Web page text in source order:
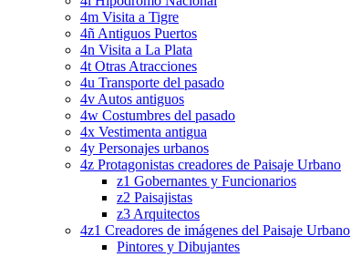
4m Visita a Tigre
4ñ Antiguos Puertos
4n Visita a La Plata
4t Otras Atracciones
4u Transporte del pasado
4v Autos antiguos
4w Costumbres del pasado
4x Vestimenta antigua
4y Personajes urbanos
4z Protagonistas creadores de Paisaje Urbano
z1 Gobernantes y Funcionarios
z2 Paisajistas
z3 Arquitectos
4z1 Creadores de imágenes del Paisaje Urbano
Pintores y Dibujantes